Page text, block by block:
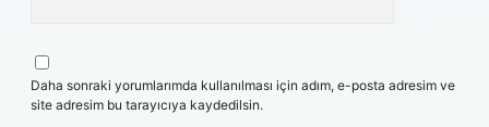
Daha sonraki yorumlarımda kullanılması için adım, e-posta adresim ve
site adresim bu tarayıcıya kaydedilsin.